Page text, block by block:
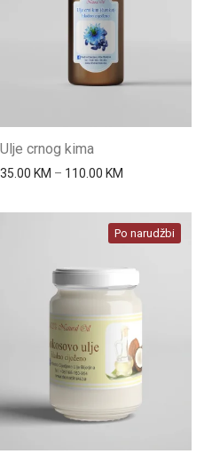
Ulje crnog kima
35.00 KM – 110.00 KM Price range:
Po narudžbi